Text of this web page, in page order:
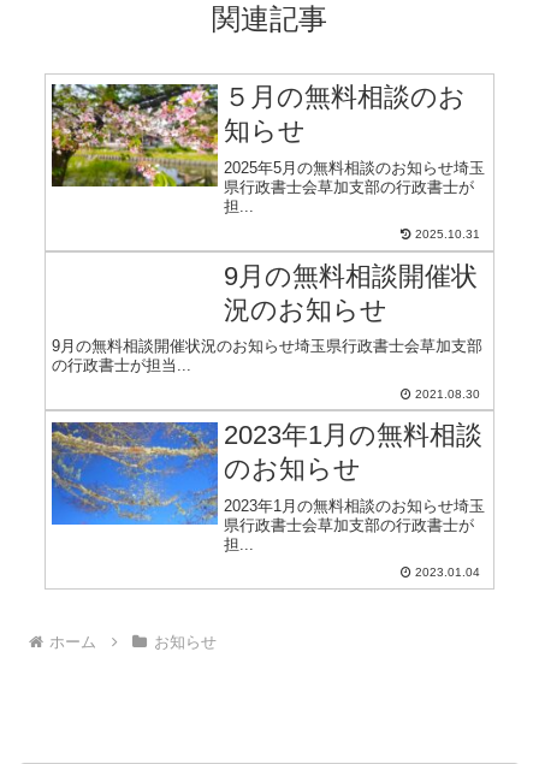
関連記事
５月の無料相談のお
知らせ
2025年5月の無料相談のお知らせ埼玉
県行政書士会草加支部の行政書士が
担...
2025.10.31
9月の無料相談開催状
況のお知らせ
9月の無料相談開催状況のお知らせ埼玉県行政書士会草加支部
の行政書士が担当...
2021.08.30
2023年1月の無料相談
のお知らせ
2023年1月の無料相談のお知らせ埼玉
県行政書士会草加支部の行政書士が
担...
2023.01.04
ホーム お知らせ